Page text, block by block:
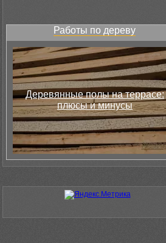
Работы по дереву
Деревянные полы на террасе:
плюсы и минусы